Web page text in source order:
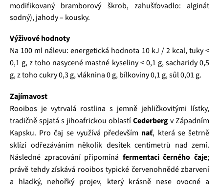
modifikovaný bramborový škrob, zahušťovadlo: alginát
sodný), jahody – kousky.
Výživové hodnoty
Na 100 ml nálevu: energetická hodnota 10 kJ / 2 kcal, tuky <
0,1 g, z toho nasycené mastné kyseliny < 0,1 g, sacharidy 0,5
g, z toho cukry 0,3 g, vláknina 0 g, bílkoviny 0,1 g, sůl 0,01 g.
Zajímavost
Rooibos je vytrvalá rostlina s jemně jehličkovitými lístky,
tradičně spjatá s jihoafrickou oblastíCederbergv Západním
Kapsku. Pro čaj se využívá především nať, která se šetrně
sklízí odřezáváním několik desítek centimetrů nad zemí.
Následné zpracování připomíná fermentaci černého čaje;
právě tehdy získává rooibos typické červenohnědé zbarvení
a hladký, nehořký projev, který krásně nese ovocné a